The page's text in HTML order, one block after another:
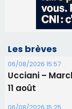
06/08/2026 15:25
Corte –
06/08/2026 15:04
Alata - Soirée
Benedetto
05/08/2026 09:53